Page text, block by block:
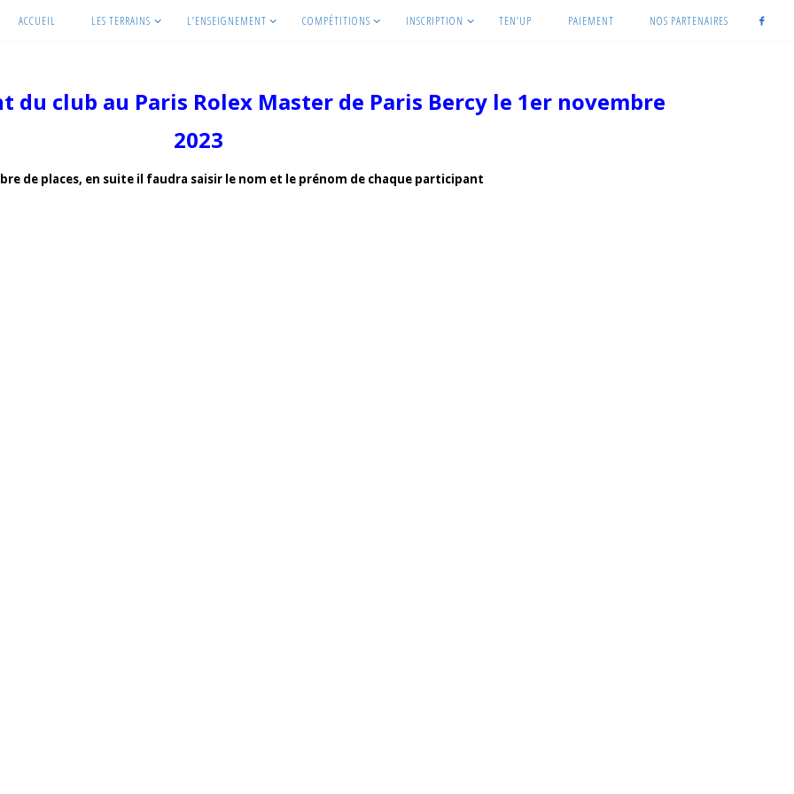
ACCUEIL LES TERRAINS L’ENSEIGNEMENT COMPÉTITIONS INSCRIPTION TEN’UP PAIEMENT NOS PARTENAIRES
du club au Paris Rolex Master de Paris Bercy le 1er novembre
2023
de places, en suite il faudra saisir le nom et le prénom de chaque participant